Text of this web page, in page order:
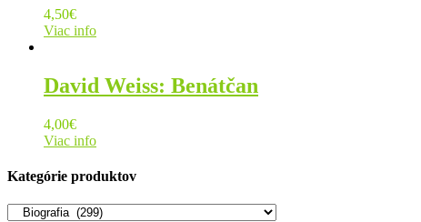
4,50€
Viac info
David Weiss: Benátčan
4,00€
Viac info
Kategórie produktov